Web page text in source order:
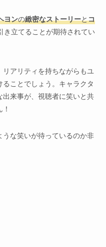
ヨンの緻密なストーリーとコ
き立てることが期待されてい
リアリティを持ちながらもユ
ことでしょう。キャラクタ
来事が、視聴者に笑いと共
うな笑いが待っているのか非